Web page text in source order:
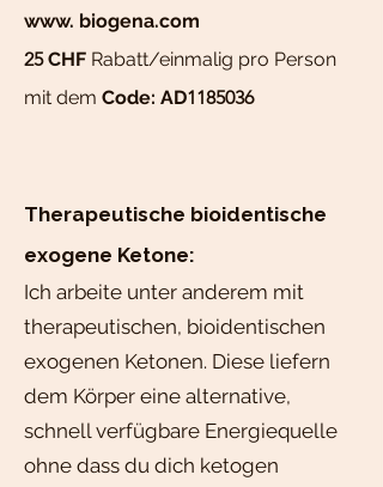
www. biogena.com
25CHF Rabatt/einmalig pro Person
mit dem Code: AD1185036
Therapeutische bioidentische
exogene Ketone:
Ich arbeite unter anderem mit
therapeutischen, bioidentischen
exogenen Ketonen. Diese liefern
dem Körper eine alternative,
schnell verfügbare Energiequelle
ohne dass du dich ketogen